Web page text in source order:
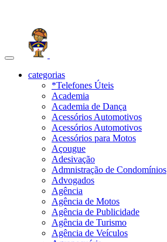
Toggle
navigationcategorias
*Telefones Úteis
Academia
Academia de Dança
Acessórios Automotivos
Acessórios Automotivos
Acessórios para Motos
Açougue
Adesivação
Admnistração de Condomínios
Advogados
Agência
Agência de Motos
Agência de Publicidade
Agência de Turismo
Agência de Veículos